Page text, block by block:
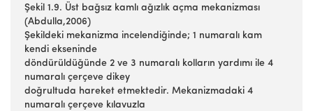
Şekil 1.9. Üst bağsız kamlı ağızlık açma mekanizması
(Abdulla,2006)
Şekildeki mekanizma incelendiğinde; 1 numaralı kam
kendi ekseninde
döndürüldüğünde 2 ve 3 numaralı kolların yardımı ile 4
numaralı çerçeve dikey
doğrultuda hareket etmektedir. Mekanizmadaki 4
numaralı çerçeve kılavuzla